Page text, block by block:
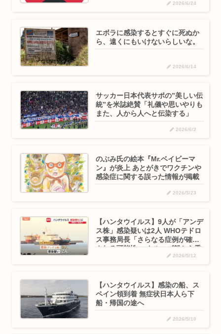
2026/6/24
エボラに感染するとすぐに死ぬか
ら、遠くにもいけないらしいな。
2026/6/14
サッカー日本代表サポの”美しい伝
統”を米誌絶賛「礼儀や思いやりも
また、人から人へと伝染する」
2026/6/2
のぶみ氏の絵本『Mr.ベイビーマ
ン』が炎上 あとがきでワクチンや
感染症に関する誤った情報が掲載
2026/5/23
【ハンタウイルス】9人が「アンデ
ス株」感染疑いは2人 WHOテドロ
ス事務局長「さらなる症例が確認
される可能性」 クルーズ船から乗
2026/5/12
【ハンタウイルス】感染の船、ス
ペイン領到着 無症状日本人ら下
船・帰国の途へ
2026/5/10